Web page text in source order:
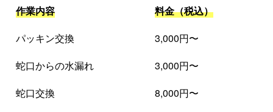
作業内容
料金（税込）
パッキン交換
3,000円〜
蛇口からの水漏れ
3,000円〜
蛇口交換
8,000円〜